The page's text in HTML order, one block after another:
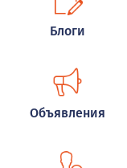
Блоги
Объявления